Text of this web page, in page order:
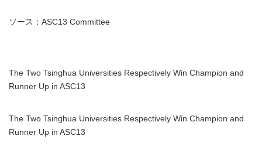
ソース：ASC13 Committee
The Two Tsinghua Universities Respectively Win Champion and
Runner Up in ASC13
The Two Tsinghua Universities Respectively Win Champion and
Runner Up in ASC13